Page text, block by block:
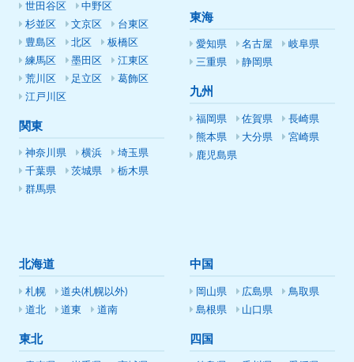
世田谷区
中野区
杉並区
文京区
台東区
豊島区
北区
板橋区
練馬区
墨田区
江東区
荒川区
足立区
葛飾区
江戸川区
関東
神奈川県 横浜
埼玉県
千葉県
茨城県
栃木県
群馬県
東海
愛知県 名古屋
岐阜県
三重県
静岡県
九州
福岡県 佐賀県
長崎県
熊本県
大分県
宮崎県
鹿児島県
北海道
札幌
道央(札幌以外)
道北
道東 道南
東北
中国
岡山県 広島県
鳥取県
島根県
山口県
四国